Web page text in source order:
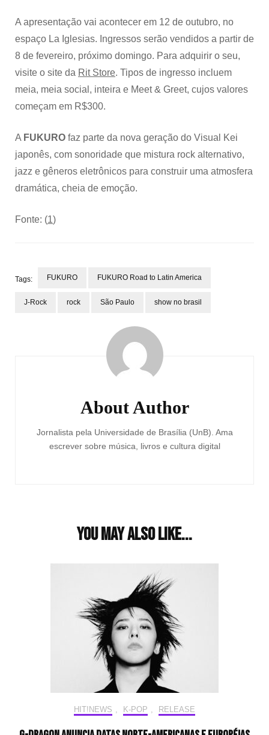
A apresentação vai acontecer em 12 de outubro, no
espaço La Iglesias. Ingressos serão vendidos a partir de
8 de fevereiro, próximo domingo. Para adquirir o seu,
visite o site da Rit Store. Tipos de ingresso incluem
meia, meia social, inteira e Meet & Greet, cujos valores
começam em R$300.
A FUKURO faz parte da nova geração do Visual Kei
japonês, com sonoridade que mistura rock alternativo,
jazz e gêneros eletrônicos para construir uma atmosfera
dramática, cheia de emoção.
Fonte: (1)
Tags: FUKURO FUKURO Road to Latin America
J-Rock rock São Paulo show no brasil
About Author
Jornalista pela Universidade de Brasília (UnB). Ama
escrever sobre música, livros e cultura digital
You may also like...
HIT!NEWS , K-POP , RELEASE